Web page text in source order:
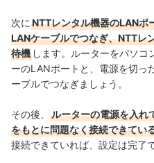
次に NTTレンタル機器のLANポ
LANケーブルでつなぎ、NTTレ
待機 します。
ルーターをパソコ
ーのLANポートと、電源を切っ
ーブルでつなぎましょう。
その後、
ルーターの電源を入れ
をもとに問題なく接続できてい
接続できていれば、設定は完了で